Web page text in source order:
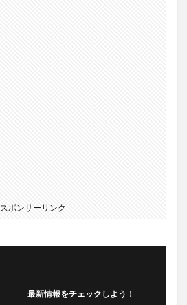
スポンサーリンク
最新情報をチェックしよう！